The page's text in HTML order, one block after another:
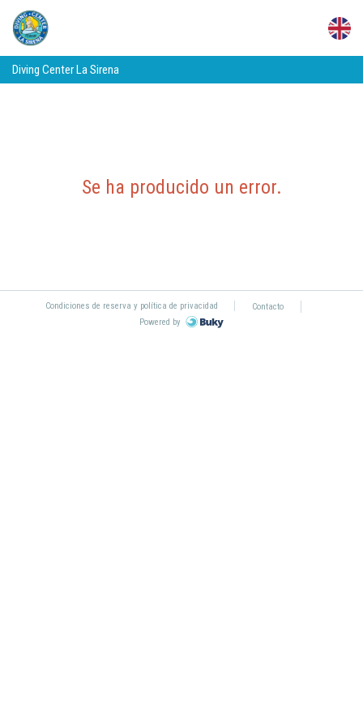
Diving Center La Sirena
Se ha producido un error.
Condiciones de reserva y política de privacidad
Contacto
Powered by